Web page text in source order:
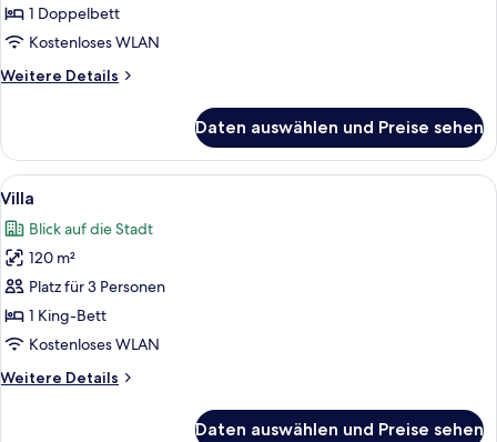
1 Doppelbett
Kostenloses WLAN
Weitere Details
Weitere
Daten auswählen und Preise sehen
Alle
Fotos
für
Villa
anzeigen
Ein modernes Hotelzimmer mit
10
Villa
Blick auf die Stadt
120 m²
Platz für 3 Personen
1 King-Bett
Kostenloses WLAN
Weitere Details
Weitere
Daten auswählen und Preise sehen